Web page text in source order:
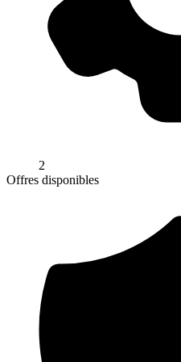
2
Offres disponibles